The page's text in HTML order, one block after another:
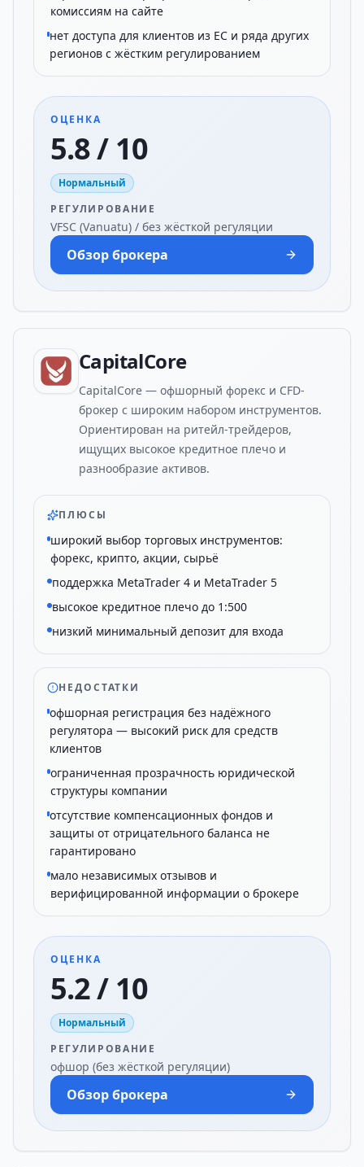
комиссиям на сайте
нет доступа для клиентов из ЕС и ряда других
регионов с жёстким регулированием
ОЦЕНКА
5.8 / 10
Нормальный
РЕГУЛИРОВАНИЕ
VFSC (Vanuatu) / без жёсткой регуляции
Обзор брокера
CapitalCore
CapitalCore — офшорный форекс и CFD-
брокер с широким набором инструментов.
Ориентирован на ритейл-трейдеров,
ищущих высокое кредитное плечо и
разнообразие активов.
ПЛЮСЫ
широкий выбор торговых инструментов:
форекс, крипто, акции, сырьё
поддержка MetaTrader 4 и MetaTrader 5
высокое кредитное плечо до 1:500
низкий минимальный депозит для входа
НЕДОСТАТКИ
офшорная регистрация без надёжного
регулятора — высокий риск для средств
клиентов
ограниченная прозрачность юридической
структуры компании
отсутствие компенсационных фондов и
защиты от отрицательного баланса не
гарантировано
мало независимых отзывов и
верифицированной информации о брокере
ОЦЕНКА
5.2 / 10
Нормальный
РЕГУЛИРОВАНИЕ
офшор (без жёсткой регуляции)
Обзор брокера